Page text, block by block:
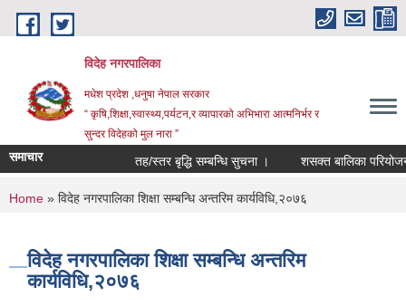
Skip to main content
विदेह नगरपालिका
मधेश प्रदेश ,धनुषा नेपाल सरकार
“ कृषि,शिक्षा,स्वास्थ्य,पर्यटन,र व्यापारको अभिभारा आत्मनिर्भर र
सुन्दर विदेहको मुल नारा ”
समाचार तह/स्तर बृद्धि सम्बन्धि सुचना । शसक्त बालिका
You are here
Home » विदेह नगरपालिका शिक्षा सम्बन्धि अन्तरिम कार्यविधि,२०७६
विदेह नगरपालिका शिक्षा सम्बन्धि अन्तरिम
कार्यविधि,२०७६